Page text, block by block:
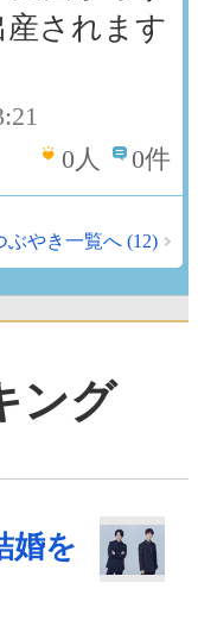
産されます
0 人 0件
ぶやき一覧へ (12)
ング
婚を